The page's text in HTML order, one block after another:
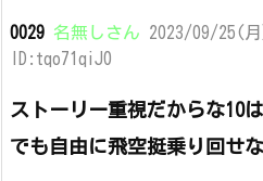
0029 名無しさん 2023/09/25(
ID:tqo71qiJ0
ストーリー重視だからな10は
でも自由に飛空挺乗り回せ